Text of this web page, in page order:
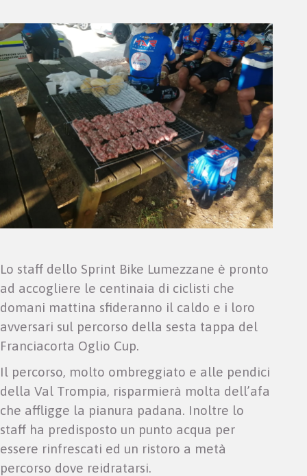
Lo staff dello Sprint Bike Lumezzane è pronto
ad accogliere le centinaia di ciclisti che
domani mattina sfideranno il caldo e i loro
avversari sul percorso della sesta tappa del
Franciacorta Oglio Cup.
Il percorso, molto ombreggiato e alle pendici
della Val Trompia, risparmierà molta dell’afa
che affligge la pianura padana. Inoltre lo
staff ha predisposto un punto acqua per
essere rinfrescati ed un ristoro a metà
percorso dove reidratarsi.